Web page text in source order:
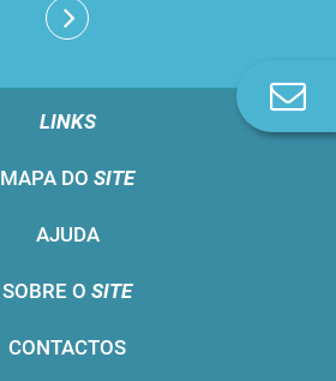
LINKS
MAPA DO SITE
AJUDA
SOBRE O SITE
CONTACTOS